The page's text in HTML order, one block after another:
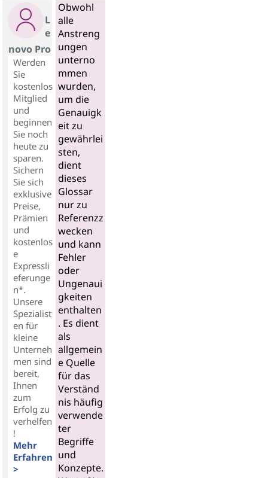
L
e
novo Pro
Werden
Sie
kostenlos
Mitglied
und
beginnen
Sie noch
heute zu
sparen.
Sichern
Sie sich
exklusive
Preise,
Prämien
und
kostenlos
e
Expressli
eferunge
n*.
Unsere
Spezialist
en für
kleine
Unterneh
men sind
bereit,
Ihnen
zum
Erfolg zu
verhelfen
!
Mehr
Erfahren
>
Obwohl
alle
Anstreng
ungen
unterno
mmen
wurden,
um die
Genauigk
eit zu
gewährlei
sten,
dient
dieses
Glossar
nur zu
Referenzz
wecken
und kann
Fehler
oder
Ungenaui
gkeiten
enthalten
. Es dient
als
allgemein
e Quelle
für das
Verständ
nis häufig
verwende
ter
Begriffe
und
Konzepte.